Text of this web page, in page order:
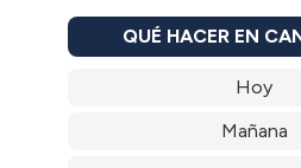
QUÉ HACER EN
Hoy
Mañana